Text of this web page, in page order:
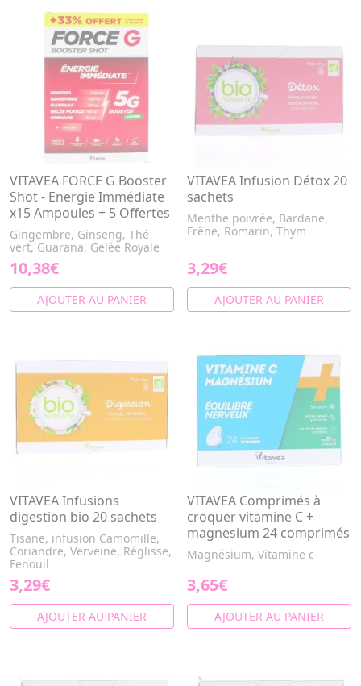
VITAVEA FORCE G Booster
Shot - Energie Immédiate
x15 Ampoules + 5 Offertes
Gingembre, Ginseng, Thé
vert, Guarana, Gelée Royale
10,38€
AJOUTER AU PANIER
VITAVEA Infusion Détox 20
sachets
Menthe poivrée, Bardane,
Frêne, Romarin, Thym
3,29€
AJOUTER AU PANIER
VITAVEA Infusions
digestion bio 20 sachets
Tisane, infusion Camomille,
Coriandre, Verveine, Réglisse,
Fenouil
3,29€
AJOUTER AU PANIER
VITAVEA Comprimés à
croquer vitamine C +
magnesium 24 comprimés
Magnésium, Vitamine c
3,65€
AJOUTER AU PANIER